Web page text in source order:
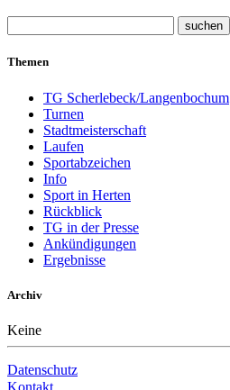
Themen
TG Scherlebeck/Langenbochum
Turnen
Stadtmeisterschaft
Laufen
Sportabzeichen
Info
Sport in Herten
Rückblick
TG in der Presse
Ankündigungen
Ergebnisse
Archiv
Keine
Datenschutz
Kontakt